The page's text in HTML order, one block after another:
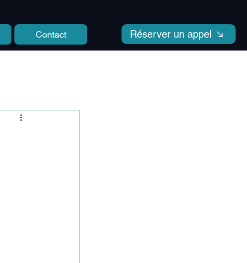
Contact Réserver un appel